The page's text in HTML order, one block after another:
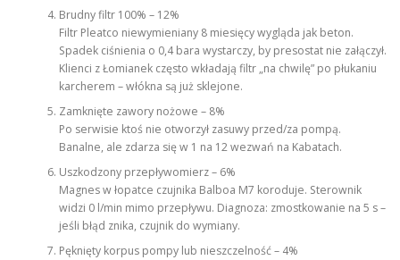
Brudny filtr 100% – 12%
Filtr Pleatco niewymieniany 8 miesięcy wygląda jak beton.
Spadek ciśnienia o 0,4 bara wystarczy, by presostat nie załączył.
Klienci z Łomianek często wkładają filtr „na chwilę” po płukaniu
karcherem – włókna są już sklejone.
Zamknięte zawory nożowe – 8%
Po serwisie ktoś nie otworzył zasuwy przed/za pompą.
Banalne, ale zdarza się w 1 na 12 wezwań na Kabatach.
Uszkodzony przepływomierz – 6%
Magnes w łopatce czujnika Balboa M7 koroduje. Sterownik
widzi 0 l/min mimo przepływu. Diagnoza: zmostkowanie na 5 s –
jeśli błąd znika, czujnik do wymiany.
Pęknięty korpus pompy lub nieszczelność – 4%